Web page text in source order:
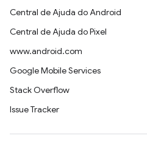
Central de Ajuda do Android
Central de Ajuda do Pixel
www.android.com
Google Mobile Services
Stack Overflow
Issue Tracker